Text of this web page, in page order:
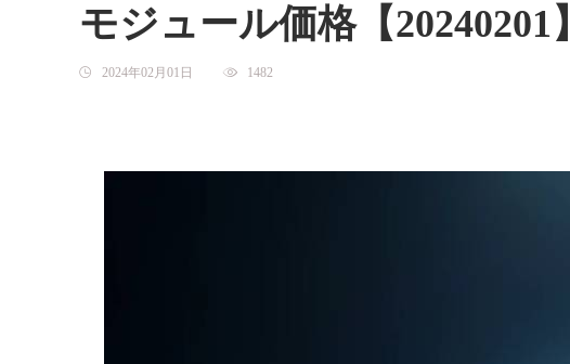
モジュール価格【20240201】
2024年02月01日 1482